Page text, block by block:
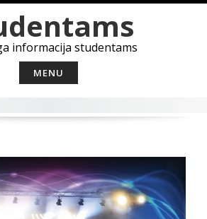
to
content
informacija studentams
MENU